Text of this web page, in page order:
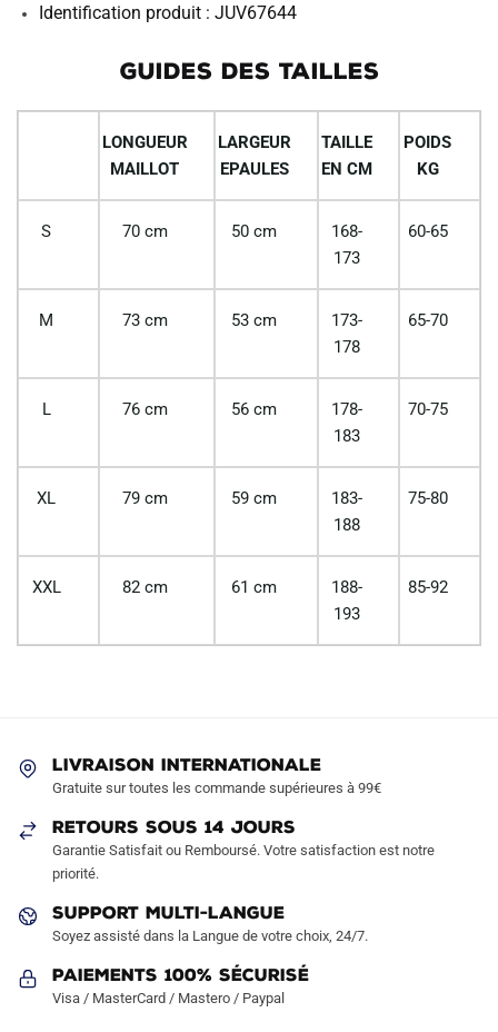
Identification produit : JUV67644
GUIDES DES TAILLES
LONGUEUR
MAILLOT
LARGEUR
EPAULES
TAILLE
EN CM
POIDS
KG
S 70 cm 50 cm
168-
173
60-65
M 73 cm 53 cm
173-
178
65-70
L 76 cm 56 cm
178-
183
70-75
XL 79 cm 59 cm
183-
188
75-80
XXL 82 cm 61 cm
188-
193
85-92
LIVRAISON INTERNATIONALE
Gratuite sur toutes les commande supérieures à 99€
RETOURS SOUS 14 JOURS
Garantie Satisfait ou Remboursé. Votre satisfaction est notre
priorité.
SUPPORT MULTI-LANGUE
Soyez assisté dans la Langue de votre choix, 24/7.
Paiements 100% Sécurisé
Visa / MasterCard / Mastero / Paypal